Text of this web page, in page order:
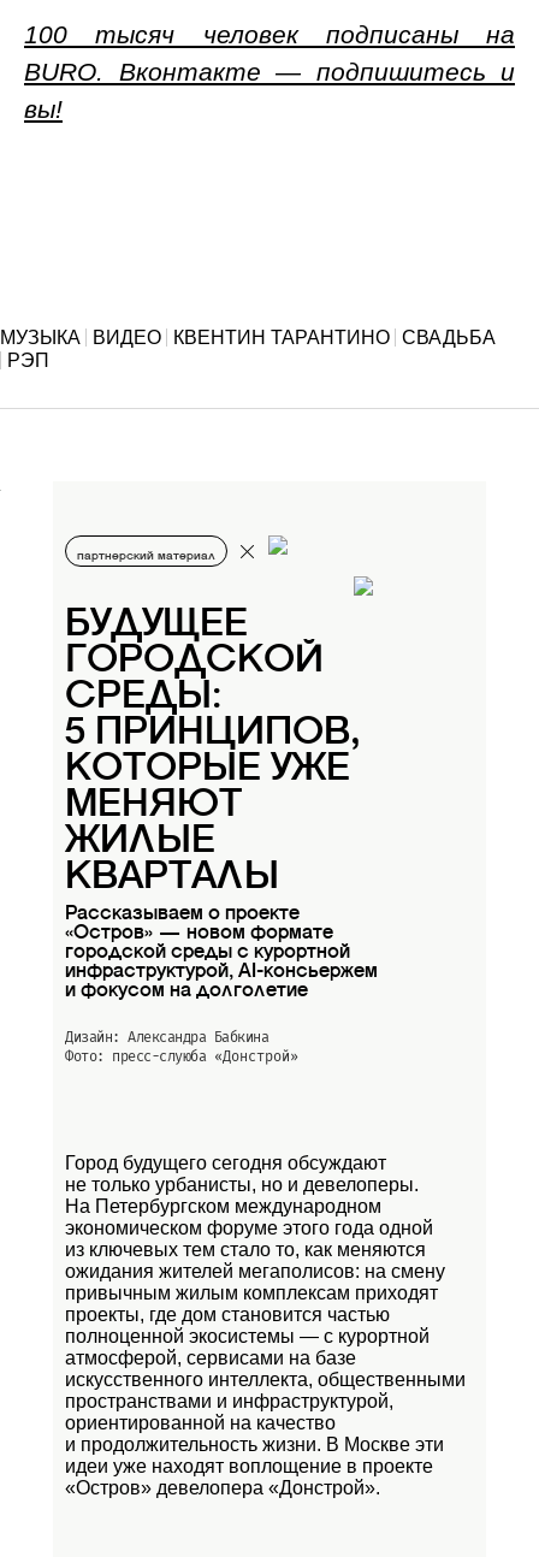
100 тысяч человек подписаны на
BURO. Вконтакте — подпишитесь и
вы!
МУЗЫКА ВИДЕО КВЕНТИН ТАРАНТИНО СВАДЬБА
РЭП
партнерский материал
БУДУЩЕЕ
ГОРОДСКОЙ
СРЕДЫ:
5 ПРИНЦИПОВ,
КОТОРЫЕ УЖЕ
МЕНЯЮТ
ЖИЛЫЕ
КВАРТАЛЫ
Рассказываем о проекте
«Остров» — новом формате
городской среды с курортной
инфраструктурой, AI-консьержем
и фокусом на долголетие
Дизайн: Александра Бабкина
Фото: пресс-слуюба «Донстрой»
Город будущего сегодня обсуждают
не только урбанисты, но и девелоперы.
На Петербургском международном
экономическом форуме этого года одной
из ключевых тем стало то, как меняются
ожидания жителей мегаполисов: на смену
привычным жилым комплексам приходят
проекты, где дом становится частью
полноценной экосистемы — с курортной
атмосферой, сервисами на базе
искусственного интеллекта, общественными
пространствами и инфраструктурой,
ориентированной на качество
и продолжительность жизни. В Москве эти
идеи уже находят воплощение в проекте
«Остров» девелопера «Донстрой».